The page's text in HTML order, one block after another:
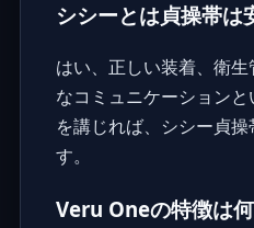
シシーとは貞操帯は
はい、正しい装着、衛
なコミュニケーション
を講じれば、シシー貞
す。
Veru Oneの特徴は